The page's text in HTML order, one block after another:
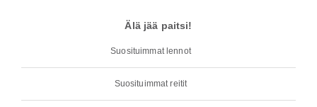
Älä jää paitsi!
Suosituimmat lennot
Suosituimmat reitit